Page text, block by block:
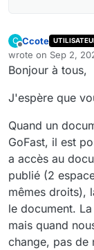
C
Offline
Ccote
wrote on Sep 2,
last edited by
Bonjour à tous,
J'espère que
Quand un
GoFast, il est
a accès au
publié (2
mêmes droits),
le document.
mais quand
change, pas de